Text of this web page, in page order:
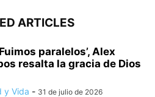
ARTICLES
paralelos’, Alex
resalta la gracia de Dios
y Vida - 31 de julio de 2026